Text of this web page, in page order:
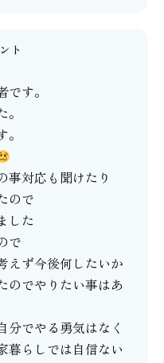
ト
す。
事対応も聞けたり
ので
した
で
えず今後何したいか
のでやりたい事はあ
分でやる勇気はなく
暮らしでは自信ない